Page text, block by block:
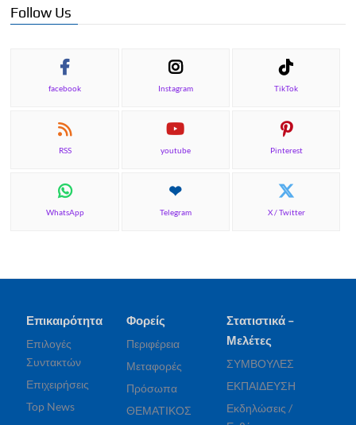
Follow Us
facebook Instagram TikTok
RSS youtube Pinterest
WhatsApp Telegram X / Twitter
Επικαιρότητα
Επιλογές
Συντακτών
Επιχειρήσεις
Top News
Φορείς
Περιφέρεια
Μεταφορές
Πρόσωπα
ΘΕΜΑΤΙΚΟΣ
Στατιστικά –
Μελέτες
ΣΥΜΒΟΥΛΕΣ
ΕΚΠΑΙΔΕΥΣΗ
Εκδηλώσεις /